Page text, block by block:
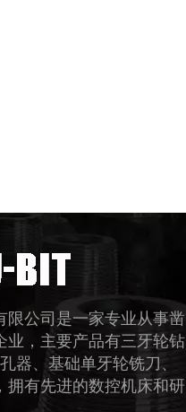
限公司是一家专业从事凿
业，主要产品有三牙轮钻
器、基础单牙轮铣刀、
拥有先进的数控机床和研